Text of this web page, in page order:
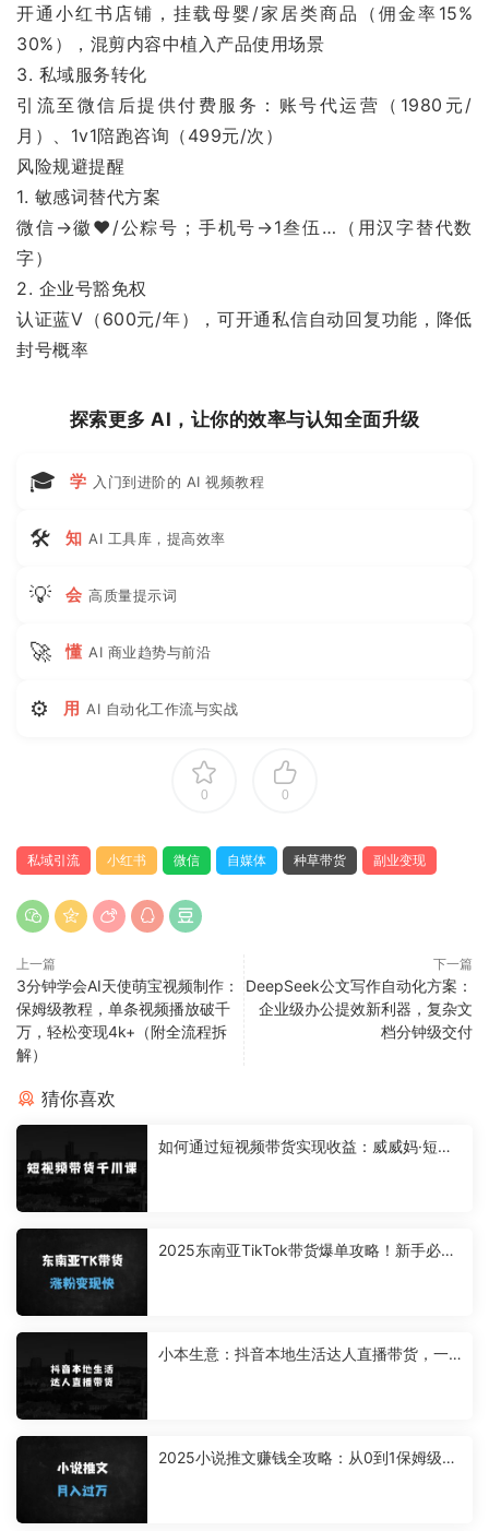
开通小红书店铺，挂载母婴/家居类商品（佣金率15%
30%），混剪内容中植入产品使用场景
3. 私域服务转化
引流至微信后提供付费服务：账号代运营（1980元/
月）、1v1陪跑咨询（499元/次）
风险规避提醒
1. 敏感词替代方案
微信→徽❤️/公粽号；手机号→1叁伍…（用汉字替代数
字）
2. 企业号豁免权
认证蓝V（600元/年），可开通私信自动回复功能，降低
封号概率
探索更多 AI，让你的效率与认知全面升级
🎓 学 入门到进阶的 AI 视频教程
🛠 知 AI 工具库，提高效率
💡 会 高质量提示词
🚀 懂 AI 商业趋势与前沿
⚙ 用 AI 自动化工作流与实战
0 0
私域引流 小红书 微信 自媒体 种草带货 副业变现
上一篇
3分钟学会AI天使萌宝视频制作：
保姆级教程，单条视频播放破千
万，轻松变现4k+（附全流程拆
解）
下一篇
DeepSeek公文写作自动化方案：
企业级办公提效新利器，复杂文
档分钟级交付
猜你喜欢
如何通过短视频带货实现收益：威威妈·短视
2025东南亚TikTok带货爆单攻略！新手必
小本生意：抖音本地生活达人直播带货，一
2025小说推文赚钱全攻略：从0到1保姆级教